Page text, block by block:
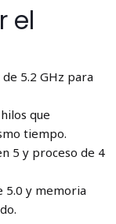
el
5.2 GHz para
que
tiempo.
5 y proceso de 4
5.0 y memoria